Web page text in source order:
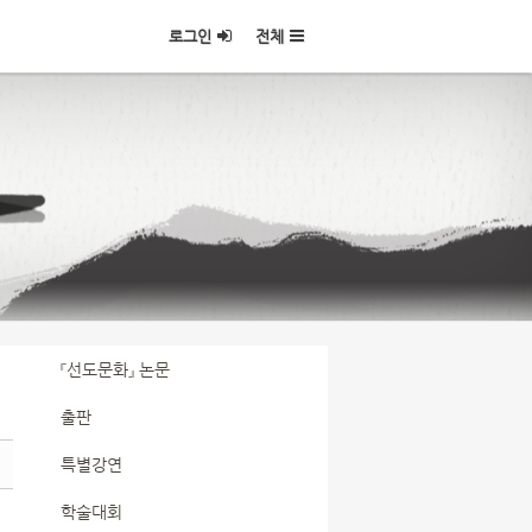
로그인 전체
『선도문화』 논문
출판
특별강연
학술대회